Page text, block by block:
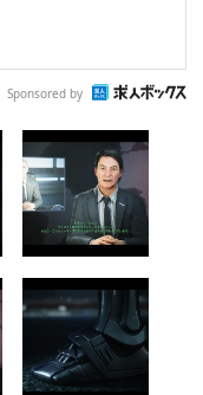
Sponsored by